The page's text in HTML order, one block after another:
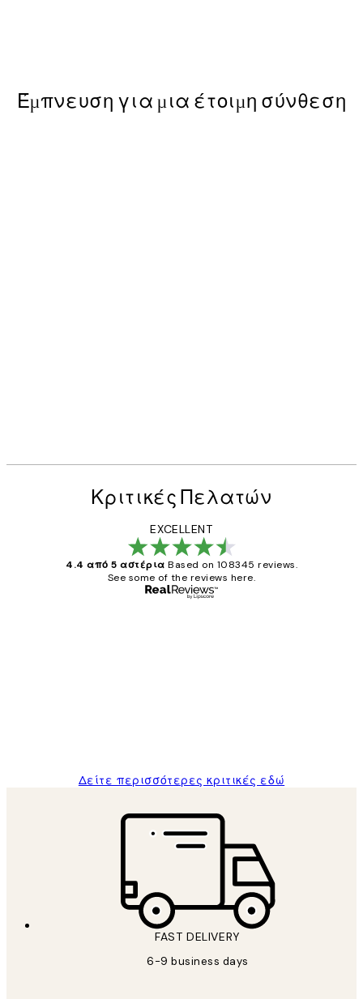
Έμπνευση για μια έτοιμη σύνθεση
Κριτικές Πελατών
EXCELLENT
4.4 από 5 αστέρια Based on 108345 reviews.
See some of the reviews here.
Δείτε περισσότερες κριτικές εδώ
FAST DELIVERY
6-9 business days